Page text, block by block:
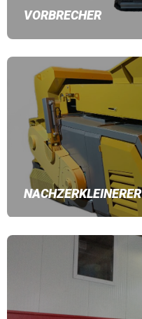
VORBRECHER
NACHZERKLEINERER